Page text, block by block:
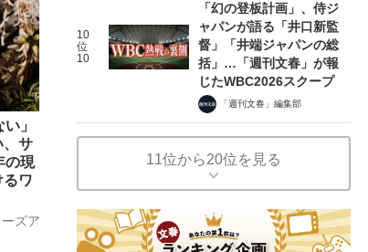
」
、サ
の現
ワ
ズア
10
位
10
「幻の登板計画」、侍ジ
ャパンが語る「井口新監
督」「井端ジャパンの総
括」…「週刊文春」が報
じたWBC2026スクープ
「週刊文春」編集部
11位から20位を見る